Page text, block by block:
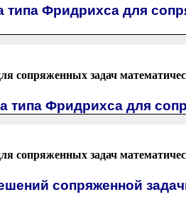
типа Фридрихса для
сопряженных задач
типа Фридрихса для
сопряженных задач
сопряженной